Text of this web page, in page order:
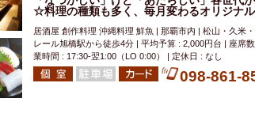
焼酎
庁前駅周辺 大部屋40名 旭橋駅周辺 沖縄料理
ン 海ぶどう パスタ 民謡・生演奏
☆料理の種類も多く、毎月変わるオリジナ
居酒屋 創作料理 沖縄料理 鮮魚 | 那覇市内 | 松山・久米
レール旭橋駅から徒歩4分 | 平均予算 : 2,000円台 | 座席
業時間 : 17:30-翌1:00（LO 0:00） | 定休日 : なし
098-861-